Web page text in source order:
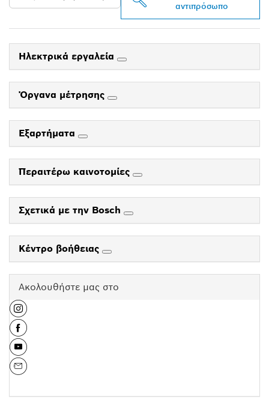
αντιπρόσωπο
Ηλεκτρικά εργαλεία
Όργανα μέτρησης
Εξαρτήματα
Περαιτέρω καινοτομίες
Σχετικά με την Bosch
Κέντρο βοήθειας
Ακολουθήστε μας στο